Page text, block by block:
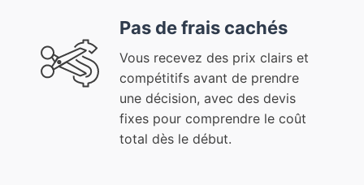
Pas de frais cachés
Vous recevez des prix clairs et
compétitifs avant de prendre
une décision, avec des devis
fixes pour comprendre le coût
total dès le début.